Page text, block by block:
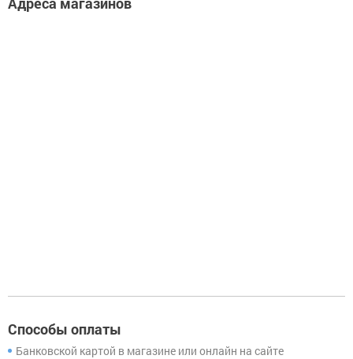
Способы оплаты
Банковской картой в магазине или онлайн на сайте